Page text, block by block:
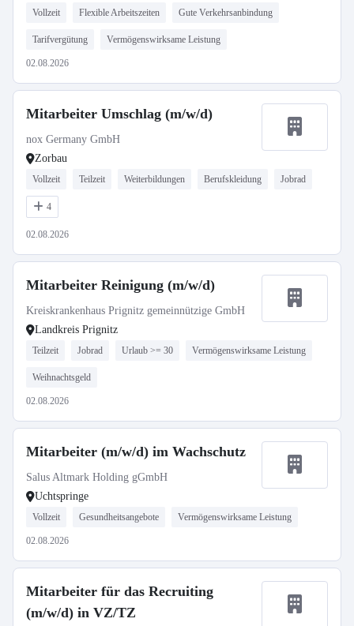
Vollzeit Flexible Arbeitszeiten Gute Verkehrsanbindung
Tarifvergütung Vermögenswirksame Leistung
02.08.2026
Mitarbeiter Umschlag (m/w/d)
nox Germany GmbH
Zorbau
Vollzeit Teilzeit Weiterbildungen Berufskleidung Jobrad
4
02.08.2026
Mitarbeiter Reinigung (m/w/d)
Kreiskrankenhaus Prignitz gemeinnützige GmbH
Landkreis Prignitz
Teilzeit Jobrad Urlaub >= 30 Vermögenswirksame Leistung
Weihnachtsgeld
02.08.2026
Mitarbeiter (m/w/d) im Wachschutz
Salus Altmark Holding gGmbH
Uchtspringe
Vollzeit Gesundheitsangebote Vermögenswirksame Leistung
02.08.2026
Mitarbeiter für das Recruiting
(m/w/d) in VZ/TZ